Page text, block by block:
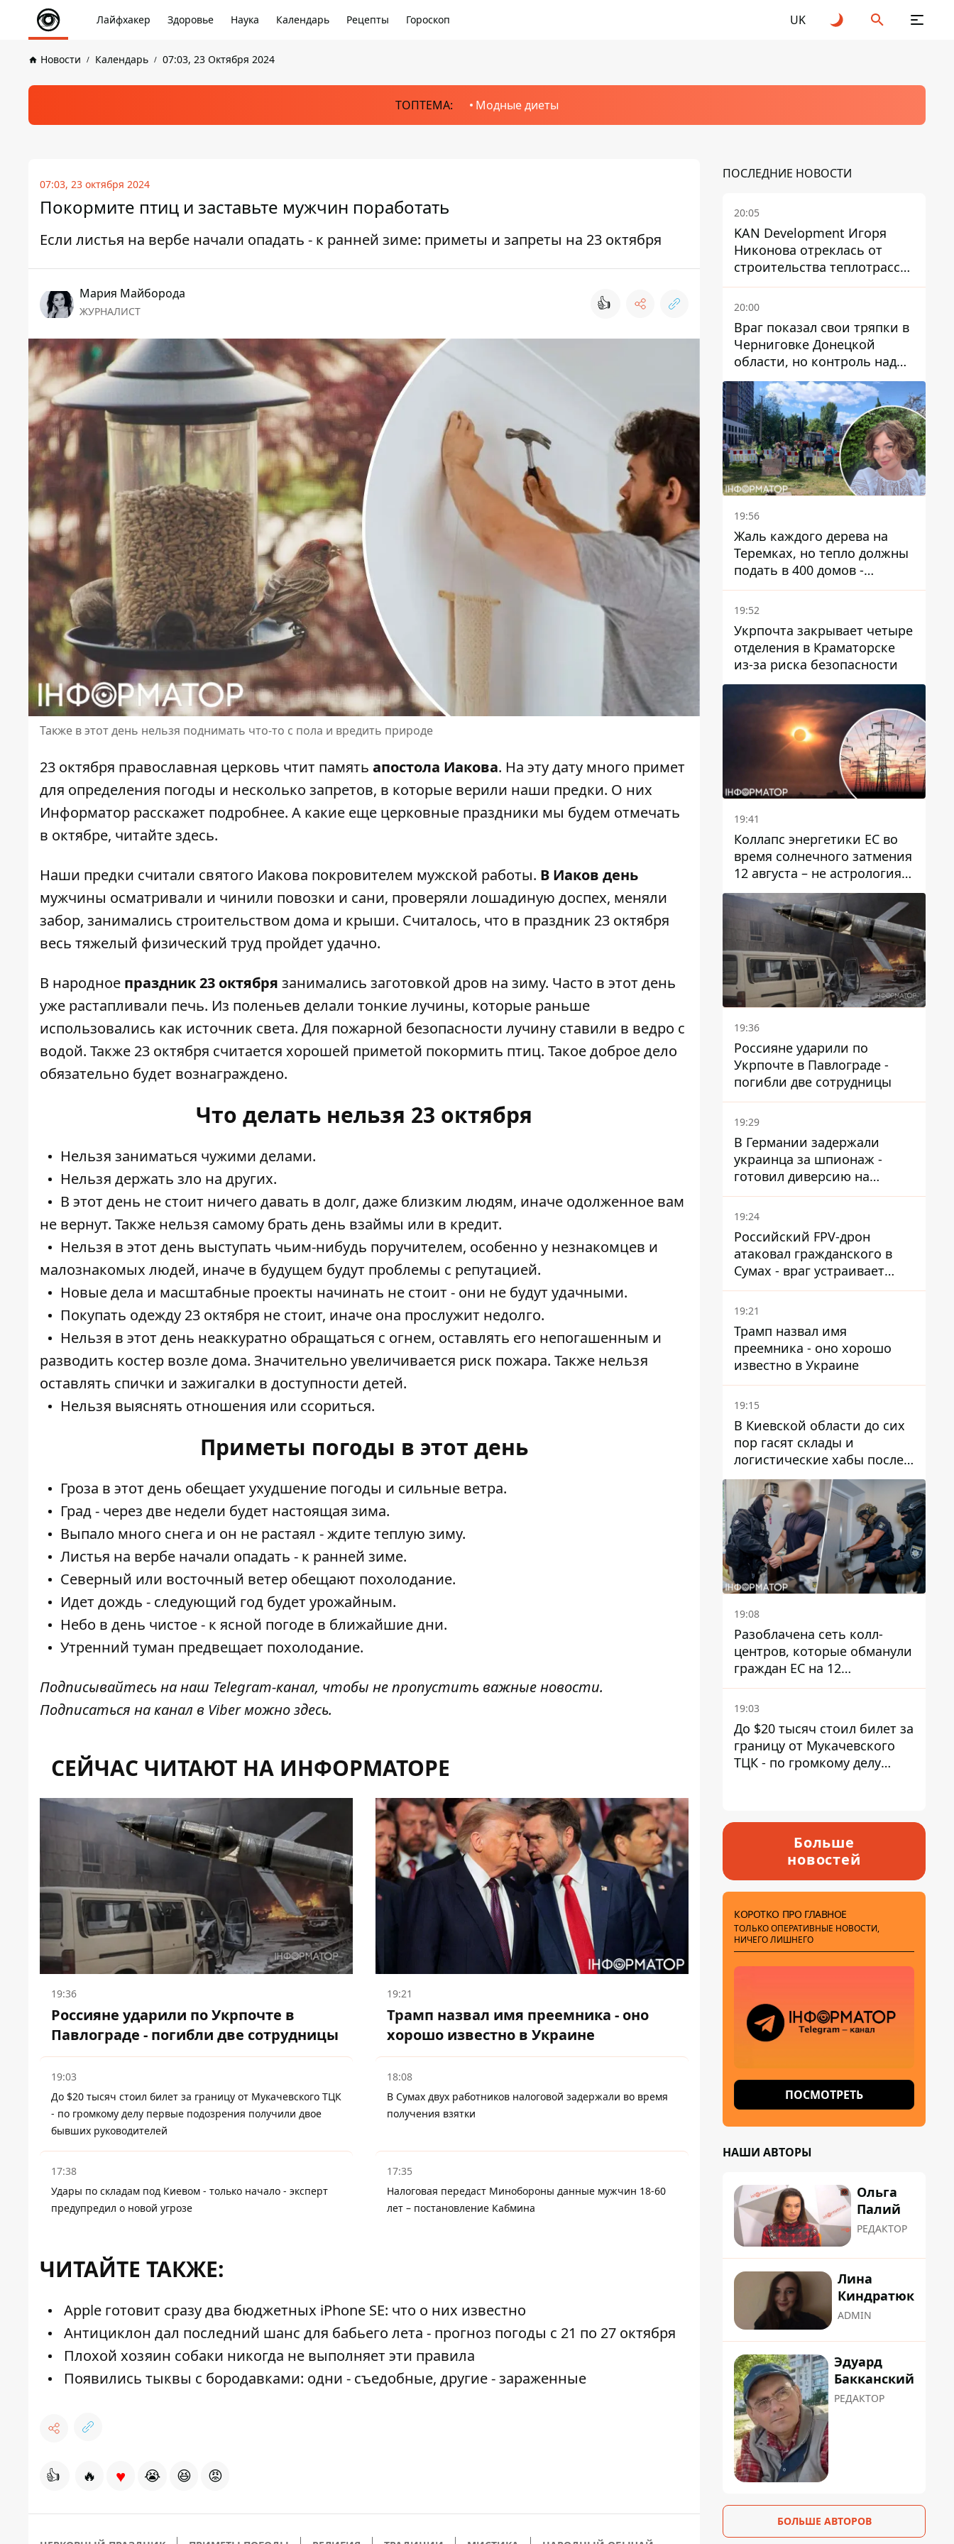
Лайфхакер Здоровье Наука Календарь Рецепты Гороскоп UK
Новости Календарь 07:03, 23 Октября 2024
ТОПТЕМА: Модные диеты
07:03, 23 октября 2024
Покормите птиц и заставьте мужчин поработать
Если листья на вербе начали опадать - к ранней зиме: приметы и запреты на 23 октября
Мария Майборода
ЖУРНАЛИСТ 👍
Также в этот день нельзя поднимать что-то с пола и вредить природе
23 октября православная церковь чтит память апостола Иакова. На эту дату много примет
для определения погоды и несколько запретов, в которые верили наши предки. О них
Информатор расскажет подробнее. А какие еще церковные праздники мы будем отмечать
в октябре, читайте здесь.
Наши предки считали святого Иакова покровителем мужской работы. В Иаков день
мужчины осматривали и чинили повозки и сани, проверяли лошадиную доспех, меняли
забор, занимались строительством дома и крыши. Считалось, что в праздник 23 октября
весь тяжелый физический труд пройдет удачно.
В народное праздник 23 октября занимались заготовкой дров на зиму. Часто в этот день
уже растапливали печь. Из поленьев делали тонкие лучины, которые раньше
использовались как источник света. Для пожарной безопасности лучину ставили в ведро с
водой. Также 23 октября считается хорошей приметой покормить птиц. Такое доброе дело
обязательно будет вознаграждено.
Что делать нельзя 23 октября
Нельзя заниматься чужими делами.
Нельзя держать зло на других.
В этот день не стоит ничего давать в долг, даже близким людям, иначе одолженное вам
не вернут. Также нельзя самому брать день взаймы или в кредит.
Нельзя в этот день выступать чьим-нибудь поручителем, особенно у незнакомцев и
малознакомых людей, иначе в будущем будут проблемы с репутацией.
Новые дела и масштабные проекты начинать не стоит - они не будут удачными.
Покупать одежду 23 октября не стоит, иначе она прослужит недолго.
Нельзя в этот день неаккуратно обращаться с огнем, оставлять его непогашенным и
разводить костер возле дома. Значительно увеличивается риск пожара. Также нельзя
оставлять спички и зажигалки в доступности детей.
Нельзя выяснять отношения или ссориться.
Приметы погоды в этот день
Гроза в этот день обещает ухудшение погоды и сильные ветра.
Град - через две недели будет настоящая зима.
Выпало много снега и он не растаял - ждите теплую зиму.
Листья на вербе начали опадать - к ранней зиме.
Северный или восточный ветер обещают похолодание.
Идет дождь - следующий год будет урожайным.
Небо в день чистое - к ясной погоде в ближайшие дни.
Утренний туман предвещает похолодание.
Подписывайтесь на наш Telegram-канал, чтобы не пропустить важные новости.
Подписаться на канал в Viber можноздесь.
СЕЙЧАС ЧИТАЮТ НА ИНФОРМАТОРЕ
19:36
Россияне ударили по Укрпочте в
Павлограде - погибли две сотрудницы
19:21
Трамп назвал имя преемника - оно
хорошо известно в Украине
19:03
До $20 тысяч стоил билет за границу от Мукачевского ТЦК
- по громкому делу первые подозрения получили двое
бывших руководителей
18:08
В Сумах двух работников налоговой задержали во время
получения взятки
17:38
Удары по складам под Киевом - только начало - эксперт
предупредил о новой угрозе
17:35
Налоговая передаст Минобороны данные мужчин 18-60
лет – постановление Кабмина
ЧИТАЙТЕ ТАКЖЕ:
Apple готовит сразу два бюджетных iPhone SE: что о них известно
Антициклон дал последний шанс для бабьего лета - прогноз погоды с 21 по 27 октября
Плохой хозяин собаки никогда не выполняет эти правила
Появились тыквы с бородавками: одни - съедобные, другие - зараженные
👍 🔥 ♥ 😭 😆 😡
ПОСЛЕДНИЕ НОВОСТИ
20:05
KAN Development Игоря
Никонова отреклась от
строительства теплотрассы
на Теремках
20:00
Враг показал свои тряпки в
Черниговке Донецкой
области, но контроль над
поселком не подтвержден
19:56
Жаль каждого дерева на
Теремках, но тепло должны
подать в 400 домов -
депутат Киевсовета
19:52
Укрпочта закрывает четыре
отделения в Краматорске
из-за риска безопасности
19:41
Коллапс энергетики ЕС во
время солнечного затмения
12 августа – не астрология,
в Брюсселе готовятся к
экстренным мероприятиям
19:36
Россияне ударили по
Укрпочте в Павлограде -
погибли две сотрудницы
19:29
В Германии задержали
украинца за шпионаж -
готовил диверсию на
военном предприятии
19:24
Российский FPV-дрон
атаковал гражданского в
Сумах - враг устраивает
охоту на людей в городах
19:21
Трамп назвал имя
преемника - оно хорошо
известно в Украине
19:15
В Киевской области до сих
пор гасят склады и
логистические хабы после
прилетов ракет - ГСЧС
19:08
Разоблачена сеть колл-
центров, которые обманули
граждан ЕС на 12
миллионов - совместная
операция полиции Украины
19:03
До $20 тысяч стоил билет за
границу от Мукачевского
ТЦК - по громкому делу
Больше
новостей
КОРОТКО ПРО ГЛАВНОЕ
ТОЛЬКО ОПЕРАТИВНЫЕ НОВОСТИ,
НИЧЕГО ЛИШНЕГО
ПОСМОТРЕТЬ
НАШИ АВТОРЫ
Ольга
Палий
РЕДАКТОР
Лина
Киндратюк
ADMIN
Эдуард
Бакканский
РЕДАКТОР
БОЛЬШЕ АВТОРОВ